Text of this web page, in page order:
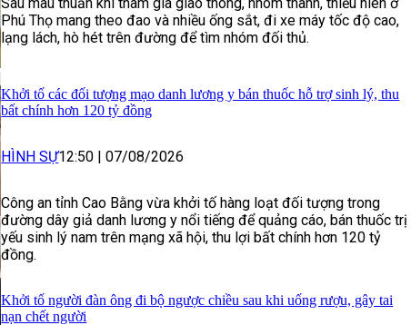
Sau mâu thuẫn khi tham gia giao thông, nhóm thanh, thiếu niên ở
Phú Thọ mang theo đao và nhiều ống sắt, đi xe máy tốc độ cao,
lạng lách, hò hét trên đường để tìm nhóm đối thủ.
Khởi tố các đối tượng mạo danh lương y bán thuốc hỗ trợ sinh lý, thu
bất chính hơn 120 tỷ đồng
HÌNH SỰ12:50 | 07/08/2026
Công an tỉnh Cao Bằng vừa khởi tố hàng loạt đối tượng trong
đường dây giả danh lương y nổi tiếng để quảng cáo, bán thuốc trị
yếu sinh lý nam trên mạng xã hội, thu lợi bất chính hơn 120 tỷ
đồng.
Khởi tố người đàn ông đi bộ ngược chiều sau khi uống rượu, gây tai
nạn chết người